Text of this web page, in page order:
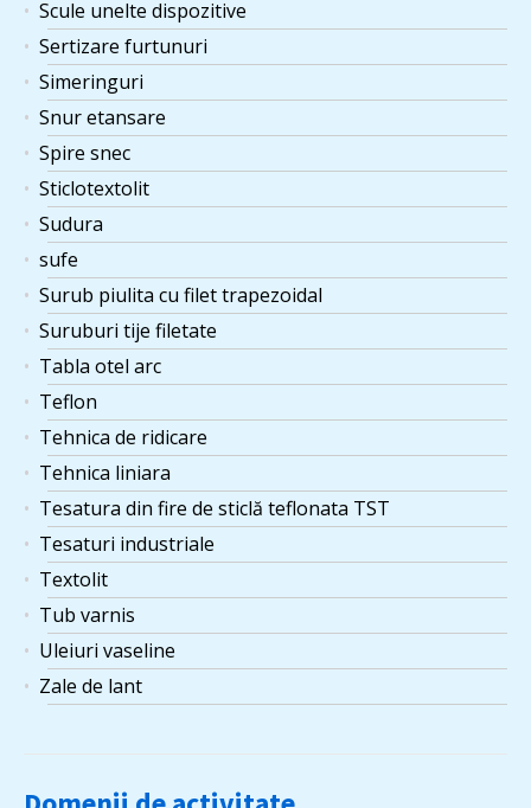
Scule unelte dispozitive
Sertizare furtunuri
Simeringuri
Snur etansare
Spire snec
Sticlotextolit
Sudura
sufe
Surub piulita cu filet trapezoidal
Suruburi tije filetate
Tabla otel arc
Teflon
Tehnica de ridicare
Tehnica liniara
Tesatura din fire de sticlă teflonata TST
Tesaturi industriale
Textolit
Tub varnis
Uleiuri vaseline
Zale de lant